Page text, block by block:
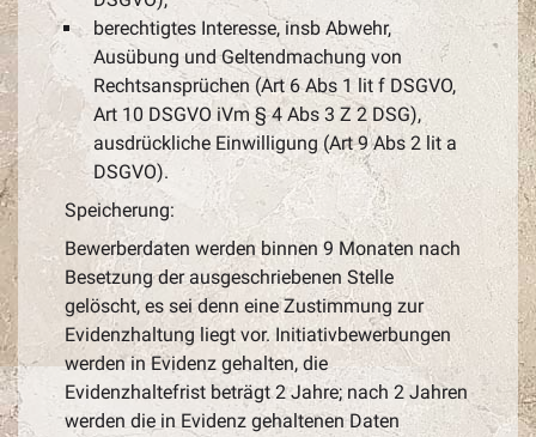
berechtigtes Interesse, insb Abwehr,
Ausübung und Geltendmachung von
Rechtsansprüchen (Art 6 Abs 1 lit f DSGVO,
Art 10 DSGVO iVm § 4 Abs 3 Z 2 DSG),
ausdrückliche Einwilligung (Art 9 Abs 2 lit a
DSGVO).
Speicherung:
Bewerberdaten werden binnen 9 Monaten nach
Besetzung der ausgeschriebenen Stelle
gelöscht, es sei denn eine Zustimmung zur
Evidenzhaltung liegt vor. Initiativbewerbungen
werden in Evidenz gehalten, die
Evidenzhaltefrist beträgt 2 Jahre; nach 2 Jahren
werden die in Evidenz gehaltenen Daten